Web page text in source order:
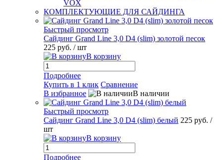
VOX
КОМПЛЕКТУЮЩИЕ ДЛЯ САЙДИНГА
Быстрый просмотр
Сайдинг Grand Line 3,0 D4 (slim) золотой песок
225 руб. / шт
В корзину
Подробнее
Купить в 1 клик Сравнение
В избранное
В наличии
Быстрый просмотр
Сайдинг Grand Line 3,0 D4 (slim) белый 225 руб. /
шт
В корзину
Подробнее